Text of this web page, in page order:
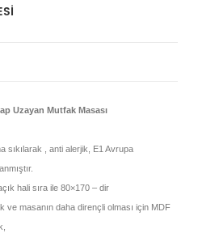
Uzayan Mutfak Masası
sıkılarak , anti alerjik, E1 Avrupa
hali sıra ile 80×170 – dir
ve masanın daha dirençli olması için MDF